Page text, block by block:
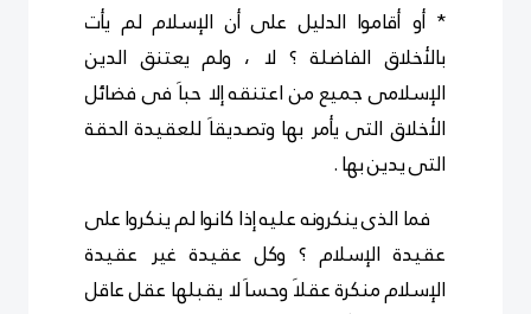
* أو أقاموا الدليل على أن الإسلام لم يأت
بالأخلاق الفاضلة ؟ لا ، ولم يعتنق الدين
الإسلامى جميع من اعتنقه إلا حباَ فى فضائل
الأخلاق التى يأمر بها وتصديقاَ للعقيدة الحقة
التى يدين بها .
فما الذى ينكرونه عليه إذا كانوا لم ينكروا على
عقيدة الإسلام ؟ وكل عقيدة غير عقيدة
الإسلام منكرة عقلاَ وحساَ لا يقبلها عقل عاقل